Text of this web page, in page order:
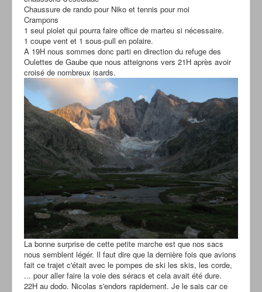
Chaussure de rando pour Niko et tennis pour moi
Crampons
1 seul piolet qui pourra faire office de marteu si nécessaire.
1 coupe vent et 1 sous-pull en polaire.
A 19H nous sommes donc parti en direction du refuge des
Oulettes de Gaube que nous atteignons vers 21H après avoir
croisé de nombreux isards.
La bonne surprise de cette petite marche est que nos sacs
nous semblent légér. Il faut dire que la dernière fois que avions
fait ce trajet c'était avec le pompes de ski les skis, les corde,
... pour aller faire la voie des séracs et cela avait été dure.
22H au dodo. Nicolas s'endors rapidement. Je le sais car ce